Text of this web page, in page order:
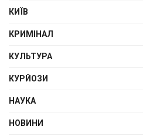
КИЇВ
КРИМІНАЛ
КУЛЬТУРА
КУРЙОЗИ
НАУКА
НОВИНИ